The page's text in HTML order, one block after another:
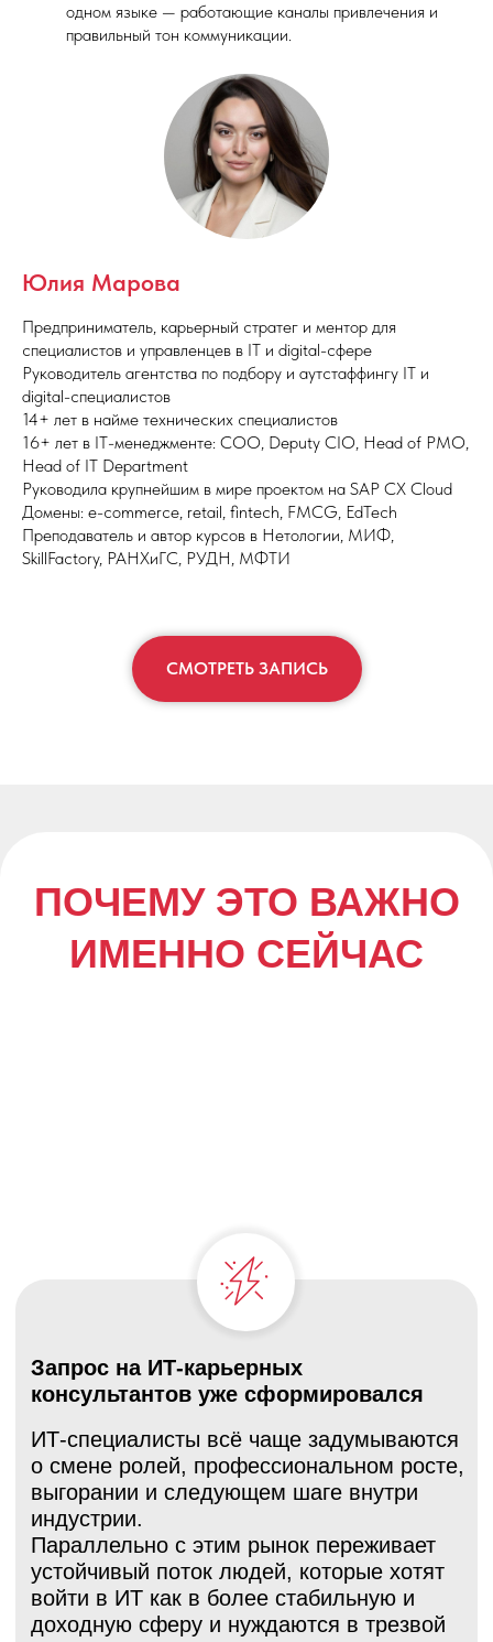
одном языке — работающие каналы привлечения и
правильный тон коммуникации.
Юлия Марова
Предприниматель, карьерный стратег и ментор для
специалистов и управленцев в IT и digital-сфере
Руководитель агентства по подбору и аутстаффингу IT и
digital-специалистов
14+ лет в найме технических специалистов
16+ лет в IT-менеджменте: COO, Deputy CIO, Head of PMO,
Head of IT Department
Руководила крупнейшим в мире проектом на SAP CX Cloud
Домены: e-commerce, retail, fintech, FMCG, EdTech
Преподаватель и автор курсов в Нетологии, МИФ,
SkillFactory, РАНХиГС, РУДН, МФТИ
СМОТРЕТЬ ЗАПИСЬ
ИМЕННО СЕЙЧАС
ИТ-специалисты всё чаще задумываются
о смене ролей, профессиональном росте,
выгорании и следующем шаге внутри
индустрии.
Параллельно с этим рынок переживает
устойчивый поток людей, которые хотят
войти в ИТ как в более стабильную и
доходную сферу и нуждаются в трезвой
навигации, а не в обещаниях
В этой точке нужен карьерный
подбирать вакансии.
Запрос на ИТ-карьерных
консультантов уже сформировался
решения действительно подходят
именно им. Карьерный консультант
становится проводником в этой
В такие моменты им нужен не
мотивационный коуч и не рекрутер, а
ИТ-работы и умеет работать с карьерным
смыслом и стратегией.
Карьерное консультирование в ИТ — это
гибрид экспертизы: понимание индустрии
+ методология работы с карьерным
выбором.
Эта ниша ещё свободна: технические
специалисты редко владеют
консультированием, а классические
карьерные консультанты часто не
понимают ИТ-контекст. Вы занимаете
Формируется новая
профессиональная ниша